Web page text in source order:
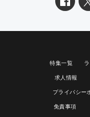
特集一覧
求人情報
プライバシー
免責事項